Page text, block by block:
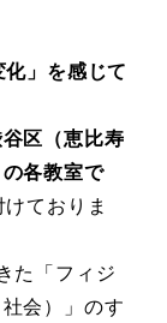
」を感じて
区（恵比寿
各教室で
けておりま
た「フィジ
会）」のす